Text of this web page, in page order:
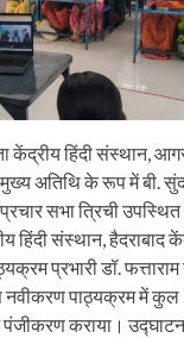
केंद्रीय हिंदी संस्थान,
अतिथि के रूप में बी.
प्रचार सभा त्रिची
हिंदी संस्थान, हैदराबाद
प्रभारी डॉ.
पाठ्यक्रम में कुल
कराया।